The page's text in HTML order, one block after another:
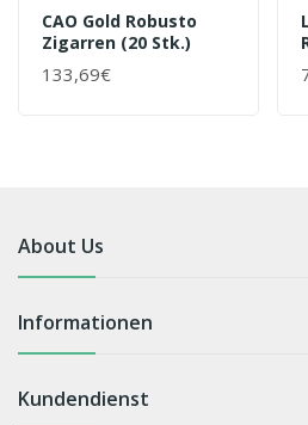
CAO Gold Robusto
Zigarren (20 Stk.)
133,69€
About Us
Informationen
Kundendienst